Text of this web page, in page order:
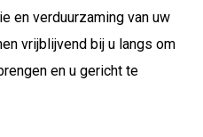
en verduurzaming van uw
vrijblijvend bij u langs om
en u gericht te